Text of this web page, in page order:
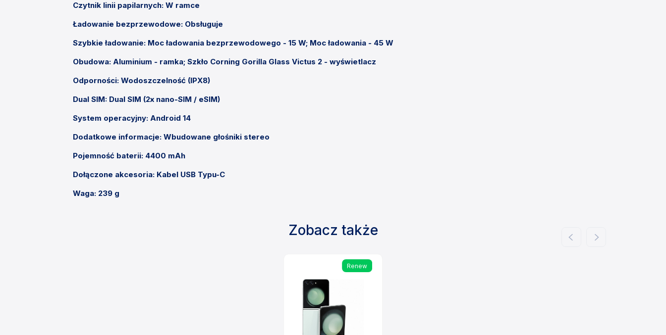
Czytnik linii papilarnych: W ramce
Ładowanie bezprzewodowe: Obsługuje
Szybkie ładowanie: Moc ładowania bezprzewodowego - 15 W; Moc ładowania - 45 W
Obudowa: Aluminium - ramka; Szkło Corning Gorilla Glass Victus 2 - wyświetlacz
Odporności: Wodoszczelność (IPX8)
Dual SIM: Dual SIM (2x nano-SIM / eSIM)
System operacyjny: Android 14
Dodatkowe informacje: Wbudowane głośniki stereo
Pojemność baterii: 4400 mAh
Dołączone akcesoria: Kabel USB Typu-C
Waga: 239 g
Zobacz także
Renew